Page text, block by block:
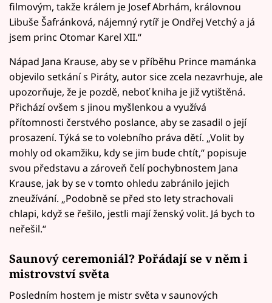
filmovým, takže králem je Josef Abrhám, královnou
Libuše Šafránková, nájemný rytíř je Ondřej Vetchý a já
jsem princ Otomar Karel XII.“
Nápad Jana Krause, aby se v příběhu Prince mamánka
objevilo setkání s Piráty, autor sice zcela nezavrhuje, ale
upozorňuje, že je pozdě, neboť kniha je již vytištěná.
Přichází ovšem s jinou myšlenkou a využívá
přítomnosti čerstvého poslance, aby se zasadil o její
prosazení. Týká se to volebního práva dětí. „Volit by
mohly od okamžiku, kdy se jim bude chtít,“ popisuje
svou představu a zároveň čelí pochybnostem Jana
Krause, jak by se v tomto ohledu zabránilo jejich
zneužívání. „Podobně se před sto lety strachovali
chlapi, když se řešilo, jestli mají ženský volit. Já bych to
neřešil.“
Saunový ceremoniál? Pořádají se v něm i
mistrovství světa
Posledním hostem je mistr světa v saunových